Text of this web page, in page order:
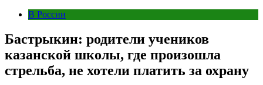
В России
Бастрыкин: родители учеников
казанской школы, где произошла
стрельба, не хотели платить за охрану